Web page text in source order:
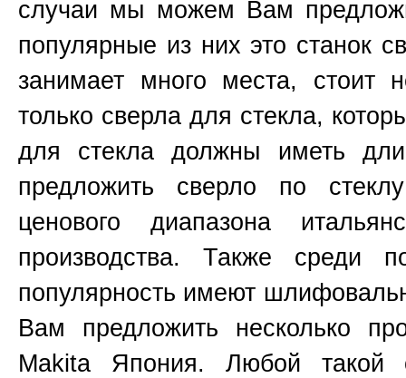
случаи мы можем Вам
популярные из них это станок
занимает много места, стоит
только сверла для стекла,
для стекла должны иметь
предложить сверло по
ценового диапазона
производства. Также среди
популярность имеют
Вам предложить несколько
Makita Япония. Любой такой